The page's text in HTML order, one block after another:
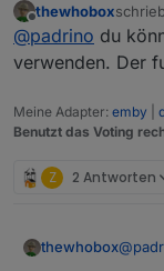
Schade,
zur
Baum"
Offline
thewhobox
@padrino du
verwenden. Der
Meine Adapter: emby
Benutzt das Voting
Z 2 Antworten
thewhobox@